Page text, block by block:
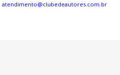
atendimento@clubedeautores.com.br